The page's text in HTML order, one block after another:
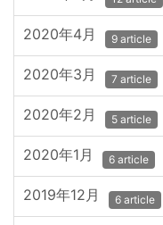
2020年4月 9 article
2020年3月 7 article
2020年2月 5 article
2020年1月 6 article
2019年12月 6 article